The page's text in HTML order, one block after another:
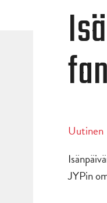
Uutinen
JYPin